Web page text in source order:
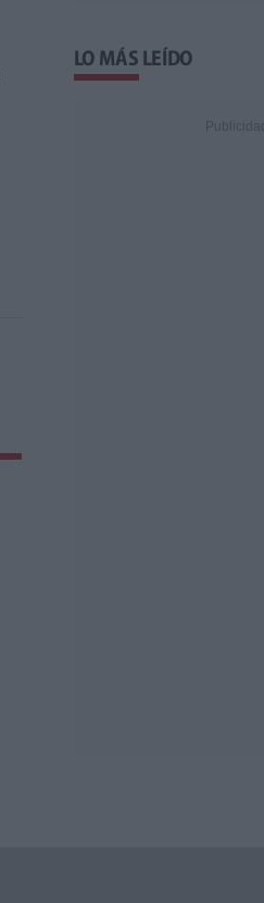
LO MÁS LEÍDO